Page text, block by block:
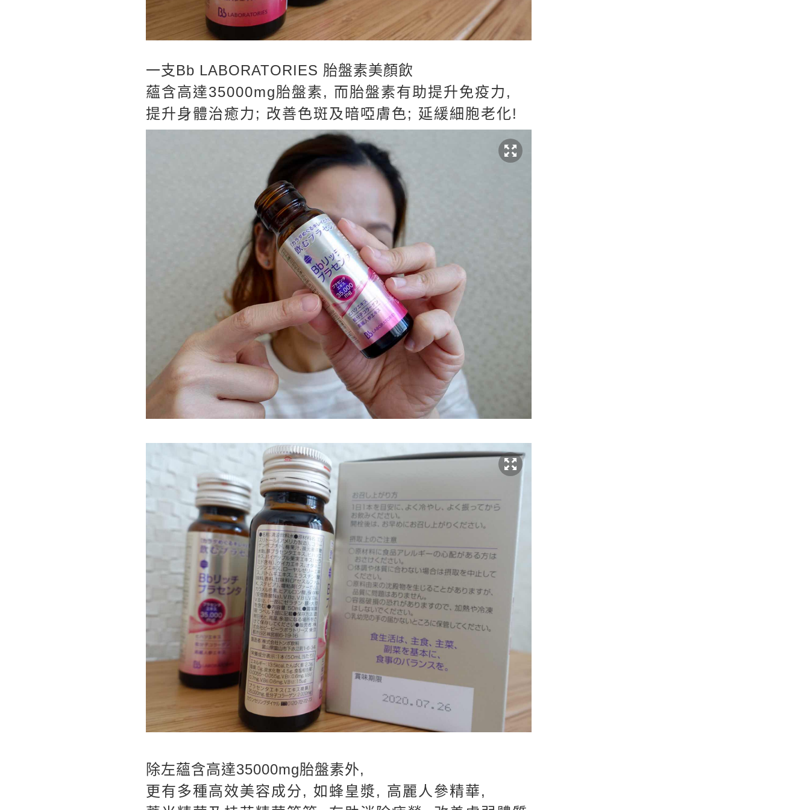
一支Bb LABORATORIES 胎盤素美顏飲
蘊含高達35000mg胎盤素, 而胎盤素有助提升免疫力,
提升身體治癒力; 改善色斑及暗啞膚色; 延緩細胞老化!
除左蘊含高達35000mg胎盤素外,
更有多種高效美容成分, 如蜂皇漿, 高麗人參精華,